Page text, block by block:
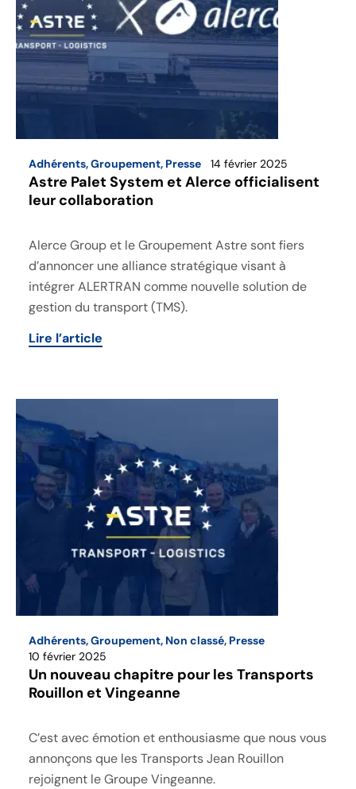
Adhérents,Groupement, Presse 14 février 2025
Astre Palet System et Alerce officialisent
leur collaboration
Alerce Group et le Groupement Astre sont fiers
d’annoncer une alliance stratégique visant à
intégrer ALERTRAN comme nouvelle solution de
gestion du transport (TMS).
Lire l’article
Adhérents,Groupement, Non classé, Presse
10 février 2025
Un nouveau chapitre pour les Transports
Rouillon et Vingeanne
C’est avec émotion et enthousiasme que nous vous
annonçons que les Transports Jean Rouillon
rejoignent le Groupe Vingeanne.